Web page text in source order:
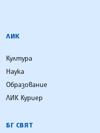
ЛИК
Култура
Наука
Образование
ЛИК Куриер
БГ СВЯТ